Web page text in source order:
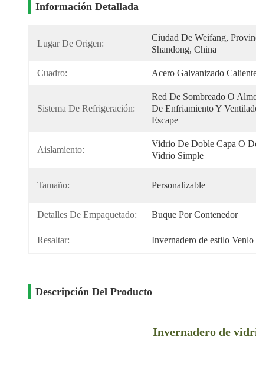
Información Detallada
Lugar De Origen:
Ciudad De Weifang,
Shandong, China
Cuadro: Acero Galvanizado
Sistema De Refrigeración:
Red De Sombreado O
De Enfriamiento Y
Escape
Aislamiento:
Vidrio De Doble Capa O
Vidrio Simple
Tamaño: Personalizable
Detalles De Empaquetado: Buque Por Contenedor
Resaltar: Invernadero de estilo Venlo
Descripción Del Producto
Invernadero de